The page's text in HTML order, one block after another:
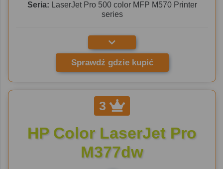
Seria: LaserJet Pro 500 color MFP M570 Printer
series
Sprawdź gdzie kupić
3
HP Color LaserJet Pro
M377dw